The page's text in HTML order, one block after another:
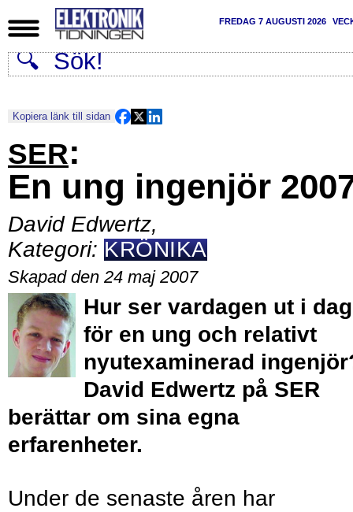
FREDAG 7 AUGUSTI 2026
Kopiera länk till sidan
SER:
En ung ingenjör
David Edwertz,
Kategori: KRÖNIKA
Skapad den 24 maj 2007
Hur ser vardagen ut i dag
för en ung och relativt
nyutexaminerad
David Edwertz på SER
berättar om sina egna
erfarenheter.
Under de senaste åren har